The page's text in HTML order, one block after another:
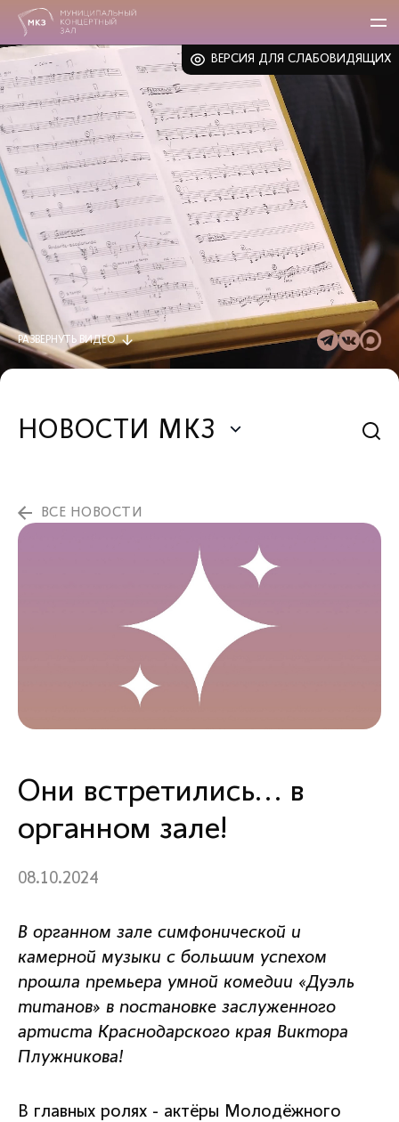
ВЕРСИЯ ДЛЯ СЛАБОВИДЯЩИХ
РАЗВЕРНУТЬ ВИДЕО
НОВОСТИ МКЗ
ВСЕ НОВОСТИ
Они встретились... в
органном зале!
08.10.2024
В органном зале симфонической и
камерной музыки с большим успехом
прошла премьера умной комедии «Дуэль
титанов» в постановке заслуженного
артиста Краснодарского края Виктора
Плужникова!
В главных ролях - актёры Молодёжного